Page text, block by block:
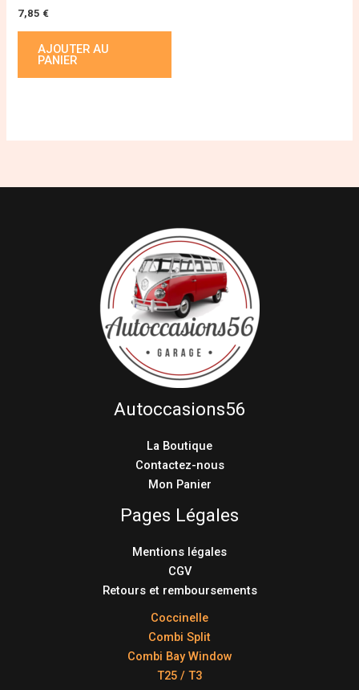
7,85 €
AJOUTER AU
PANIER
Autoccasions56
La Boutique
Contactez-nous
Mon Panier
Pages Légales
Mentions légales
CGV
Retours et remboursements
Coccinelle
Combi Split
Combi Bay Window
T25 / T3